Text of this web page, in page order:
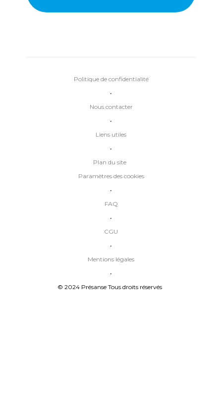
Plan du site
•
Liens utiles
•
Nous contacter
•
Politique de confidentialité
© 2024 Présanse Tous droits réservés
•
Mentions légales
•
CGU
•
FAQ
•
Paramètres des cookies